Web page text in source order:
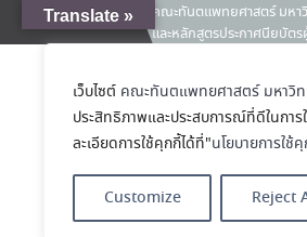
เว็บไซต์ คณะทันตแพทยศาสตร์ มหาวิท
ประสิทธิภาพและประสบการณ์ที่ดีในการ
ละเอียดการใช้คุกกี้ได้ที่"นโยบายการใช้
Customize Reject
News:
คณะทันตแพทยศาสตร์ มหา
และหลักสูตรประกาศนียบัต
ขอแสดงความยินดีกับ รศ.
ทันตกรรมจัดฟัน ในโอกาสไ
2569–2571
ประมวลภาพบรรยากาศกิจ
หน้าแรก เกี่ยวกับ หลั
Translate »